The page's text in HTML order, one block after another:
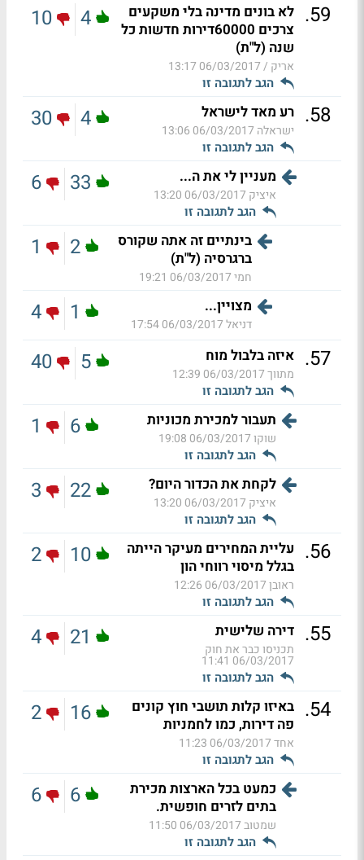
59
. לא בונים מדינה בלי משקעים
צרכים 60000דירות חדשות כל
שנה (ל"ת)
אריק /06/03/2017 13:17
הגב לתגובה זו
4
10
58
. רע מאד לישראל
ישראלה 06/03/2017 13:06
הגב לתגובה זו
4
30
מעניין לי את ה...
איציק 06/03/2017 13:20
הגב לתגובה זו
33
6
בינתיים זה אתה שקורס
ברגרסיה (ל"ת)
חמי06/03/2017 19:21
2
1
מצויין...
דניאל06/03/2017 17:54
1
4
57
. איזה בלבול מוח
מתווך06/03/2017 12:39
הגב לתגובה זו
5
40
תעבור למכירת מכוניות
שוקו06/03/2017 19:08
הגב לתגובה זו
6
1
לקחת את הכדור היום?
איציק 06/03/2017 13:20
הגב לתגובה זו
22
3
56
. עליית המחירים מעיקר הייתה
בגלל מיסוי רווחי הון
ראובן06/03/2017 12:26
הגב לתגובה זו
10
2
55
. דירה שלישית
תכניסו כבר את חוק
06/03/2017 11:41
הגב לתגובה זו
21
4
54
. באיזו קלות תושבי חוץ קונים
פה דירות, כמו לחמניות
אחד06/03/2017 11:23
הגב לתגובה זו
16
2
כמעט בכל הארצות מכירת
בתים לזרים חופשית.
שמטוב06/03/2017 11:50
הגב לתגובה זו
6
6